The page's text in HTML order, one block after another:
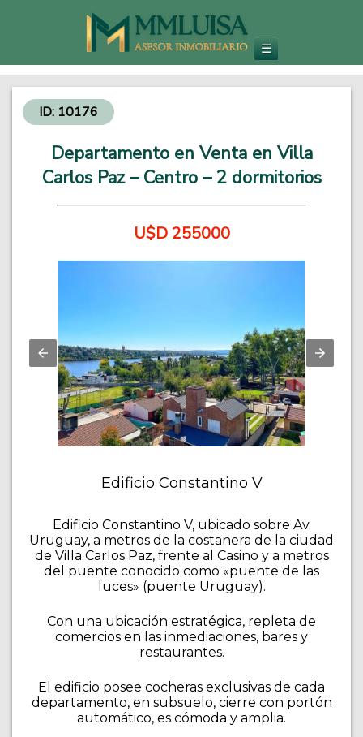
Inmobiliaria en Carlos Paz
Venta de Departamentos y Propiedades - Inversiones Inmobiliarias
☰
ID: 10176
Departamento en Venta en Villa
Carlos Paz – Centro – 2 dormitorios
U$D 255000
Edificio Constantino V
Edificio Constantino V, ubicado sobre Av.
Uruguay, a metros de la costanera de la ciudad
de Villa Carlos Paz, frente al Casino y a metros
del puente conocido como «puente de las
luces» (puente Uruguay).
Con una ubicación estratégica, repleta de
comercios en las inmediaciones, bares y
restaurantes.
El edificio posee cocheras exclusivas de cada
departamento, en subsuelo, cierre con portón
automático, es cómoda y amplia.